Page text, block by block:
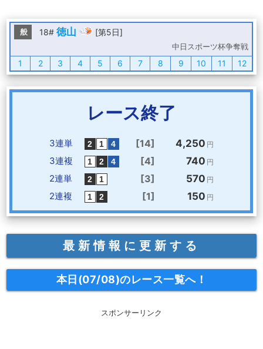
般 18#徳山 [第5日]
中日スポーツ杯争奪戦
1 2 3 4 5 6 7 8 9 10 11 12
レース終了
3連単 [14] 4,250 円
3連複 [4] 740 円
2連単 [3] 570 円
2連複 [1] 150 円
最新情報に更新する
本日(07/08)のレース一覧へ！
スポンサーリンク